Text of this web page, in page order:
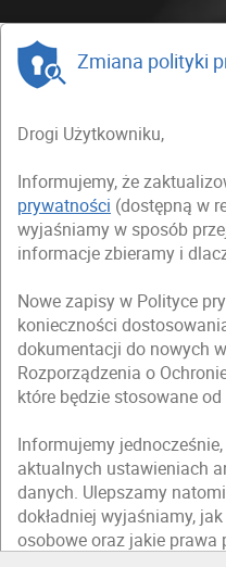
Zmiana polityki
Drogi Użytkowniku,
Informujemy, że
prywatności (dostępną w
wyjaśniamy w sposób
informacje zbieramy i
Nowe zapisy w Polityce
konieczności
dokumentacji do nowych
Rozporządzenia o
które będzie stosowane
Informujemy
aktualnych ustawieniach
danych. Ulepszamy
dokładniej wyjaśniamy,
osobowe oraz jakie prawa